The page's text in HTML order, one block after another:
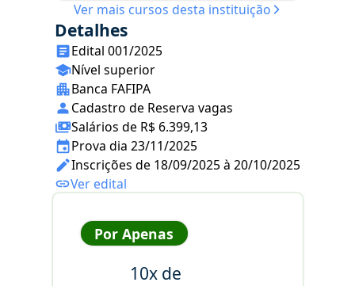
Ver mais cursos desta instituição
Detalhes
Edital 001/2025
Nível superior
Banca FAFIPA
Cadastro de Reserva vagas
Salários de R$ 6.399,13
Prova dia 23/11/2025
Inscrições de 18/09/2025 à 20/10/2025
Ver edital
Por Apenas
10x de